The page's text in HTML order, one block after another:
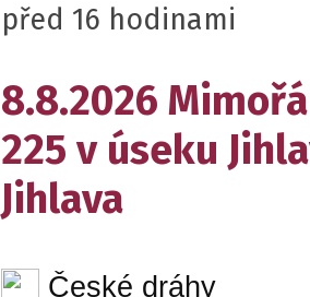
před 16 hodinami
8.8.2026
225 v úseku
Jihlava
České dráhy